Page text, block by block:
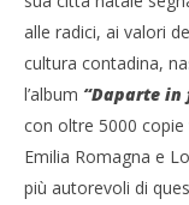
alle radici, ai valori
cultura contadina,
l’album “Daparte in
con oltre 5000
Emilia Romagna e
più autorevoli di